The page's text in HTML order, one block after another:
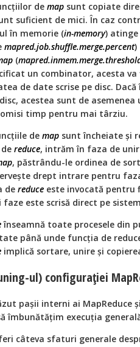
de map sunt copiate
suficient de mici. În caz
în memorie (in-memory)
mapred.job.shuffle.merge.percent)
(
un combinator, acesta
de date scrise pe disc.
acestea sunt de
timp pentru mai târziu.
de map sunt încheiate și
reduce, intrăm în faza de
, păstrându-le ordinea de
drept intrare pentru
de reduce este invocată pentru
faze este scrisă direct pe
înseamnă toate procesele din
până unde funcția de
implică sortare, unire și
ul) configurației
pașii interni ai MapReduce
îmbunătățim execuția
câteva sfaturi generale